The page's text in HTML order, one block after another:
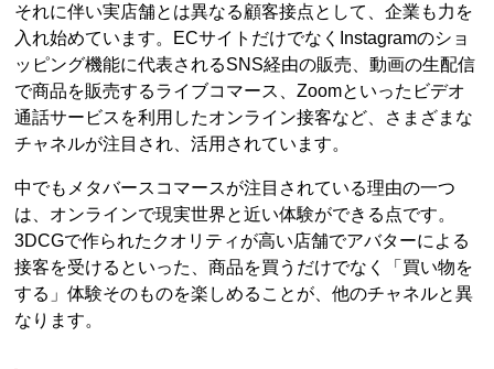
それに伴い実店舗とは異なる顧客接点として、企業も力を
入れ始めています。ECサイトだけでなくInstagramのショ
ッピング機能に代表されるSNS経由の販売、動画の生配信
で商品を販売するライブコマース、Zoomといったビデオ
通話サービスを利用したオンライン接客など、さまざまな
チャネルが注目され、活用されています。
中でもメタバースコマースが注目されている理由の一つ
は、オンラインで現実世界と近い体験ができる点です。
3DCGで作られたクオリティが高い店舗でアバターによる
接客を受けるといった、商品を買うだけでなく「買い物を
する」体験そのものを楽しめることが、他のチャネルと異
なります。